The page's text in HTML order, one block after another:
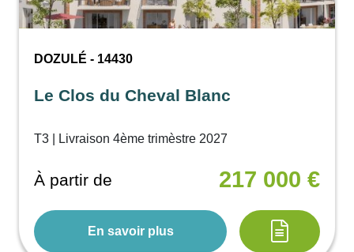
DOZULÉ - 14430
Le Clos du Cheval Blanc
T3 | Livraison 4ème trimèstre 2027
À partir de 217 000 €
En savoir plus